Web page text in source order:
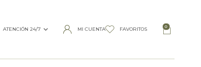
ATENCIÓN 24/7 MI CUENTA FAVORITOS 0